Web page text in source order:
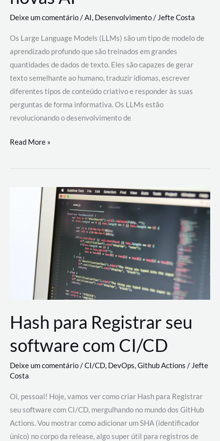
Deixe um comentário/AI, Desenvolvimento/ Jefte Costa
Os Large Language Models (LLMs) são um tipo de modelo de
aprendizado profundo que são treinados em grandes
quantidades de dados de texto. Eles são capazes de gerar
texto semelhante ao humano, traduzir idiomas, escrever
diferentes tipos de conteúdo criativo e responder às suas
perguntas de forma informativa. Os LLMs estão
revolucionando o desenvolvimento de
Large
Models
revolucionando
desenvolvimento
Read More »
Hash para Registrar seu
software com CI/CD
Deixe um comentário/CI/CD, DevOps,Github Actions /Jefte
Costa
Oi, pessoal! Hoje, vamos ver como criar Hash para Registrar
seu software com CI/CD, mergulhando no mundo dos GitHub
Actions. Vou mostrar como adicionar um SHA (identificador
único) no corpo da release, algo super útil para registros de